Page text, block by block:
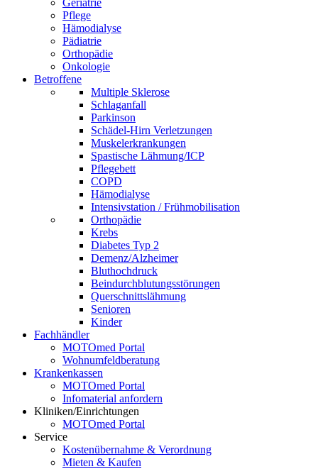
Geriatrie
Pflege
Hämodialyse
Pädiatrie
Orthopädie
Onkologie
Betroffene
Multiple Sklerose
Schlaganfall
Parkinson
Schädel-Hirn Verletzungen
Muskelerkrankungen
Spastische Lähmung/ICP
Pflegebett
COPD
Hämodialyse
Intensivstation / Frühmobilisation
Orthopädie
Krebs
Diabetes Typ 2
Demenz/Alzheimer
Bluthochdruck
Beindurchblutungsstörungen
Querschnittslähmung
Senioren
Kinder
Fachhändler
MOTOmed Portal
Wohnumfeldberatung
Krankenkassen
MOTOmed Portal
Infomaterial anfordern
Kliniken/Einrichtungen
MOTOmed Portal
Service
Kostenübernahme & Verordnung
Mieten & Kaufen